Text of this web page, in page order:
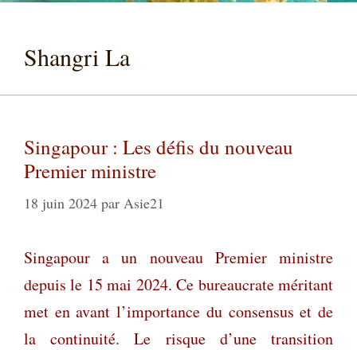
Shangri La
Singapour : Les défis du nouveau
Premier ministre
18 juin 2024 par Asie21
Singapour a un nouveau Premier ministre
depuis le 15 mai 2024. Ce bureaucrate méritant
met en avant l’importance du consensus et de
la continuité. Le risque d’une transition